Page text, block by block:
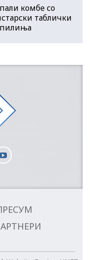
комбе со
таблички
пилиња